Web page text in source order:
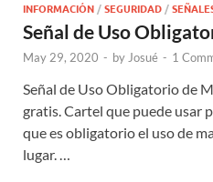
INFORMACIÓN /SEGURIDAD /
Señal de Uso
May 29, 2020 - by Josué - 1
Señal de Uso Obligatorio de
gratis. Cartel que puede usar
que es obligatorio el uso de
lugar. …